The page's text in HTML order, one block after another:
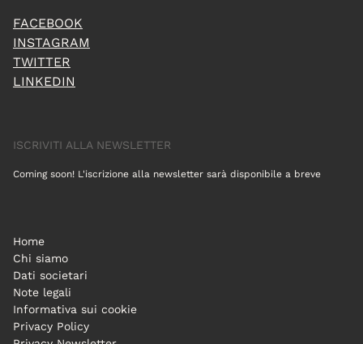
FACEBOOK
INSTAGRAM
TWITTER
LINKEDIN
ISCRIVITI ALLA NEWSLETTER
Coming soon! L'iscrizione alla newsletter sarà disponibile a breve
Home
Chi siamo
Dati societari
Note legali
Informativa sui cookie
Privacy Policy